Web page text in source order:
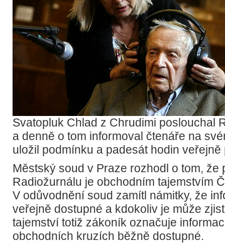
Svatopluk Chlad z Chrudimi poslouchal
a denně o tom informoval čtenáře na
uložil podmínku a padesát hodin
Městský soud v Praze rozhodl o tom, že
Radiožurnálu je obchodním tajemstvím
V odůvodnění soud zamítl námitky, že
veřejně dostupné a kdokoliv je může
tajemství totiž zákoník označuje
obchodních kruzích běžně dostupné.